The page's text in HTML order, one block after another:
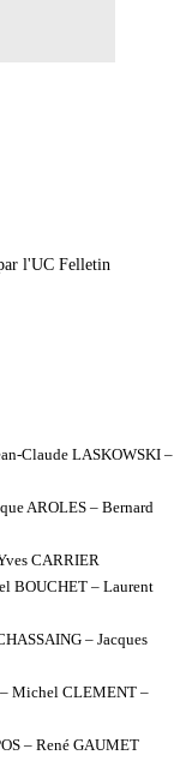
l'UC Felletin
Claude LASKOWSKI –
AROLES – Bernard
CARRIER
BOUCHET – Laurent
– Jacques
Michel CLEMENT –
– René GAUMET